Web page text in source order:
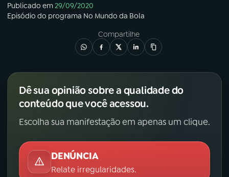
Publicado em29/09/2020
Episódio do programa No Mundo da Bola
Compartilhe
Dê sua opinião sobre a qualidade do
conteúdo que você acessou.
Escolha sua manifestação em apenas um clique.
DENÚNCIA
Relate irregularidades.